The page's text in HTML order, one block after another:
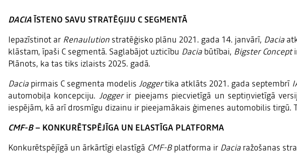
DACIAĪSTENO SAVU STRATĒĢIJU C SEGMENTĀ
Iepazīstinot ar Renaulution stratēģisko plānu 2021. gada 14. janvārī, Dacia
klāstam, īpaši C segmentā. Saglabājot uzticību Dacia būtībai, Bigster Concept
Plānots, ka tas tiks izlaists 2025. gadā.
Dacia pirmais C segmenta modelis Joggertika atklāts 2021. gada septembrī
automobiļa koncepciju. Joggerir pieejams piecvietīgā un septiņvietīgā
iespējām, kā arī drosmīgu dizainu ir pieejamākais ģimenes automobilis tirgū.
CMF-B– KONKURĒTSPĒJĪGA UN ELASTĪGA PLATFORMA
Konkurētspējīgā un ārkārtīgi elastīgā CMF-Bplatforma ir Dacia ražošanas